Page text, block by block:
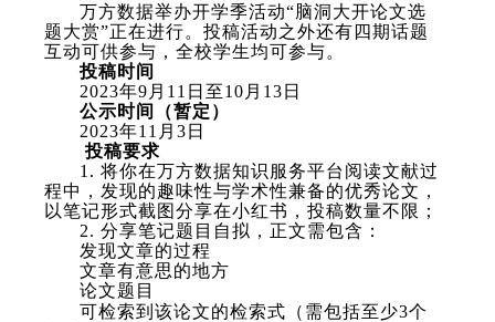
万方数据举办开学季活动“脑洞大开论文选
题大赏”正在进行。投稿活动之外还有四期话题
互动可供参与，全校学生均可参与。
投稿时间
2023年9 月 11 日至10 月 13 日
公示时间（暂定）
2023年11 月 3 日
投稿要求
1. 将你在万方数据知识服务平台阅读文献过
程中，发现的趣味性与学术性兼备的优秀论文，
以笔记形式截图分享在小红书，投稿数量不限；
2. 分享笔记题目自拟，正文需包含：
发现文章的过程
文章有意思的地方
论文题目
可检索到该论文的检索式 （需包括至少3个